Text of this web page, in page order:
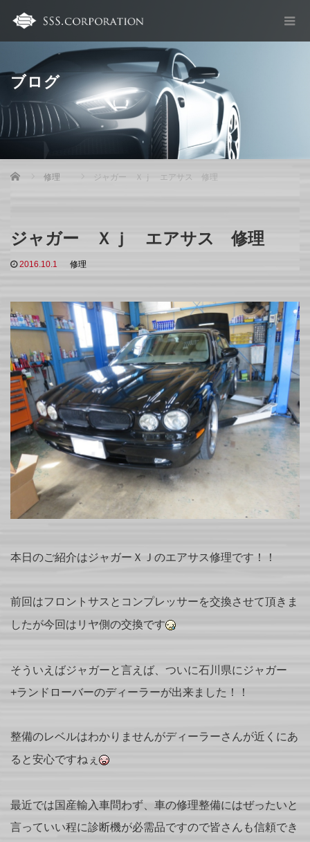
ブログ
Home 修理 ジャガー Ｘｊ エアサス 修理
ジャガー Ｘｊ エアサス 修理
2016.10.1 修理
本日のご紹介はジャガーＸＪのエアサス修理です！！
前回はフロントサスとコンプレッサーを交換させて頂きま
したが今回はリヤ側の交換です
そういえばジャガーと言えば、ついに石川県にジャガー
+ランドローバーのディーラーが出来ました！！
整備のレベルはわかりませんがディーラーさんが近くにあ
ると安心ですねぇ
最近では国産輸入車問わず、車の修理整備にはぜったいと
言っていい程に診断機が必需品ですので皆さんも信頼でき